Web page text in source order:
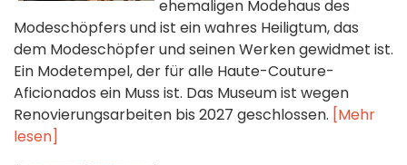
ehemaligen Modehaus des
Modeschöpfers und ist ein wahres Heiligtum, das
dem Modeschöpfer und seinen Werken gewidmet ist.
Ein Modetempel, der für alle Haute-Couture-
Aficionados ein Muss ist. Das Museum ist wegen
Renovierungsarbeiten bis 2027 geschlossen. [Mehr
lesen]